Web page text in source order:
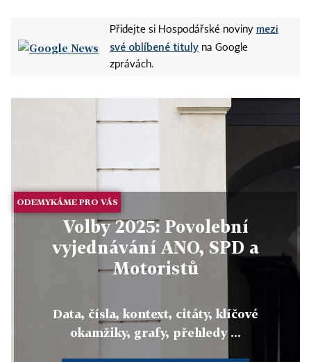
Přidejte si Hospodářské noviny mezi
své oblíbené tituly na Google
zprávách.
ODEMYKÁME PRO VÁS
Volby 2025: Povolební
vyjednávání ANO, SPD a
Motoristů
Data, čísla, kontext, citáty, klíčové
okamžiky, grafy, přehledy ...